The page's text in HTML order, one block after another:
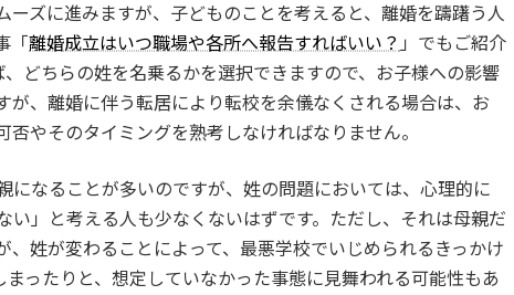
ズに進みますが、子どものことを考えると、離婚を躊躇う人
「離婚成立はいつ職場や各所へ報告すればいい？ 」でもご紹介
どちらの姓を名乗るかを選択できますので、お子様への影響
、離婚に伴う転居により転校を余儀なくされる場合は、お
やそのタイミングを熟考しなければなりません。
なることが多いのですが、姓の問題においては、心理的に
」と考える人も少なくないはずです。ただし、それは母親だ
姓が変わることによって、最悪学校でいじめられるきっかけ
ったりと、想定していなかった事態に見舞われる可能性もあ